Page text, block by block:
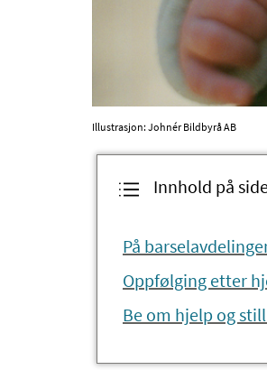
Illustrasjon: Johnér Bildbyrå AB
Innhold på
På
Oppfølging etter
Be om hjelp og